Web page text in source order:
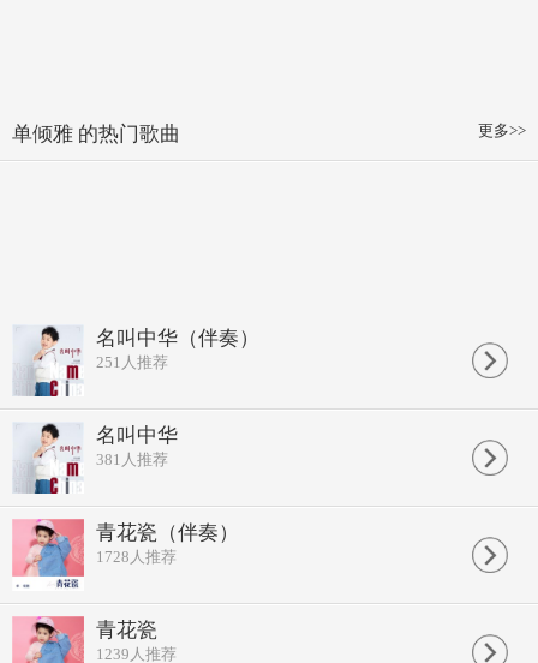
更多>>
单倾雅 的热门歌曲
名叫中华（伴奏）
251 人推荐
名叫中华
381 人推荐
青花瓷（伴奏）
1728 人推荐
青花瓷
1239 人推荐